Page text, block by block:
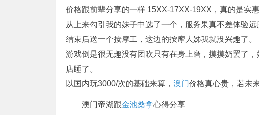
价格跟前辈分享的一样 15XX-17XX-19XX，真的是实惠
从上来勾引我的妹子中选了一个，服务果真不差体验远
结束后送一个按摩工，这边的按摩大姊我就没兴趣了。
游戏倒是很无趣没有团吹只有在身上磨，摸摸奶罢了
店睡了。
以国内玩3000/次的基础来算， 澳门价格真心贵，若未
澳门帝湖跟金池桑拿心得分享